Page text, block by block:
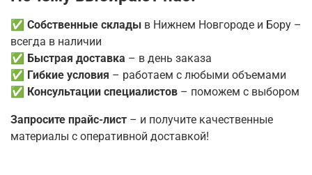
✅ Собственные склады в Нижнем Новгороде и Бору –
всегда в наличии
✅ Быстрая доставка – в день заказа
✅ Гибкие условия – работаем с любыми объемами
✅ Консультации специалистов – поможем с выбором
Запросите прайс-лист – и получите качественные
материалы с оперативной доставкой!